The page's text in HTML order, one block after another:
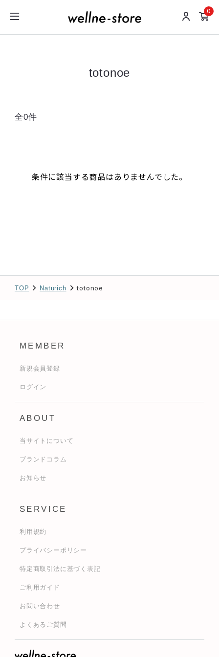
0
totonoe
全0件
条件に該当する商品はありませんでした。
TOP Naturich totonoe
MEMBER
新規会員登録
ログイン
ABOUT
当サイトについて
ブランドコラム
お知らせ
SERVICE
利用規約
プライバシーポリシー
特定商取引法に基づく表記
ご利用ガイド
お問い合わせ
よくあるご質問